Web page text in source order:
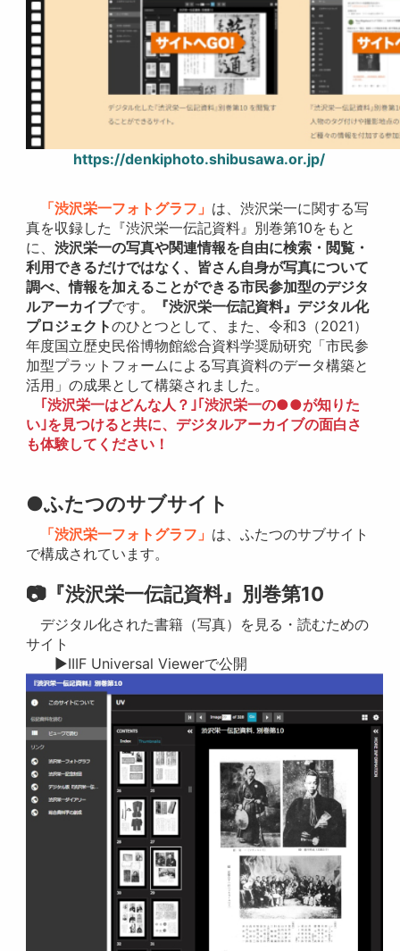
https://denkiphoto.shibusawa.or.jp/
「渋沢栄一フォトグラフ」 は、渋沢栄一に関する写
真を収録した『渋沢栄一伝記資料』別巻第10をもと
に、渋沢栄一の写真や関連情報を自由に検索・閲覧・
利用できるだけではなく、皆さん自身が写真について
調べ、情報を加えることができる市民参加型のデジタ
ルアーカイブです。
『渋沢栄一伝記資料』デジタル化
プロジェクトのひとつとして、また、令和3（2021）
年度国立歴史民俗博物館総合資料学奨励研究「市民参
加型プラットフォームによる写真資料のデータ構築と
活用」の成果として構築されました。
｢渋沢栄一はどんな人？｣｢渋沢栄一の●●が知りた
い｣を見つけると共に、デジタルアーカイブの面白さ
も体験してください！
●ふたつのサブサイト
「渋沢栄一フォトグラフ」 は、ふたつのサブサイト
で構成されています。
📷『渋沢栄一伝記資料』別巻第10
デジタル化された書籍（写真）を見る・読むための
サイト
▶IIIF Universal Viewerで公開